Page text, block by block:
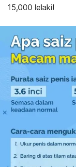
15,000 lelaki!